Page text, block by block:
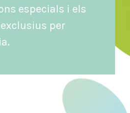
especials i els
per